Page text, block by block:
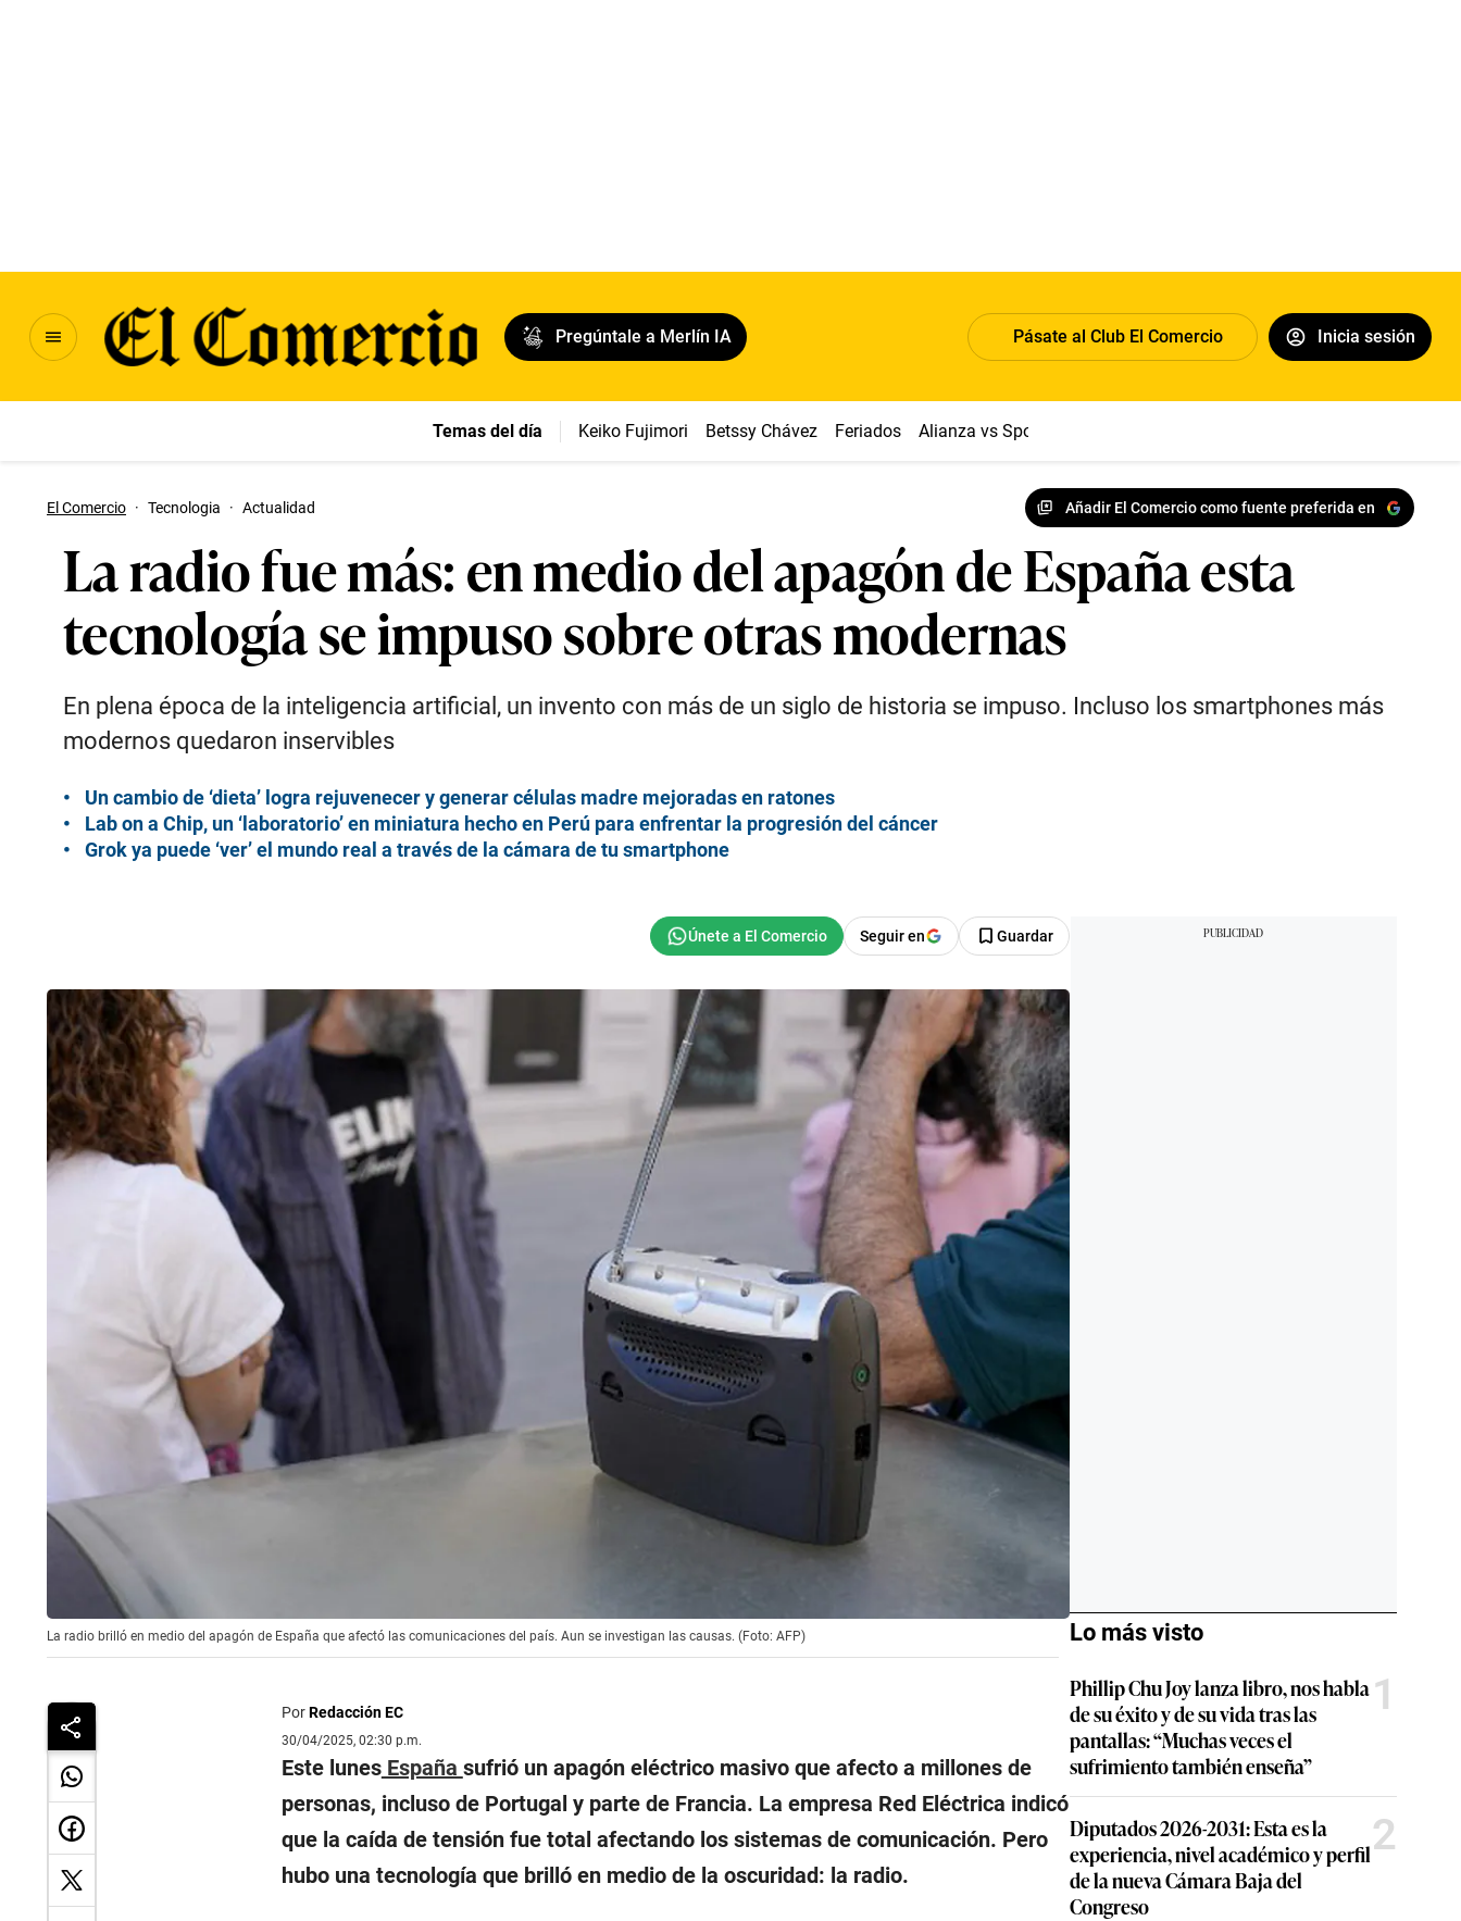
Pregúntale a Merlín IA Pásate al Club El Comercio Inicia sesión
Temas del día Keiko Fujimori Betssy Chávez Feriados Alianza vs Sport Boys
El Comercio · Tecnologia · Actualidad Añadir El Comercio como fuente preferida en
La radio fue más: en medio del apagón de España esta
tecnología se impuso sobre otras modernas
En plena época de la inteligencia artificial, un invento con más de un siglo de historia se impuso. Incluso los smartphones más
modernos quedaron inservibles
Un cambio de ‘dieta’ logra rejuvenecer y generar células madre mejoradas en ratones
Lab on a Chip, un ‘laboratorio’ en miniatura hecho en Perú para enfrentar la progresión del cáncer
Grok ya puede ‘ver’ el mundo real a través de la cámara de tu smartphone
Seguir en Guardar
La radio brilló en medio del apagón de España que afectó las comunicaciones del país. Aun se investigan las causas. (Foto: AFP)
PorRedacción EC
30/04/2025, 02:30 p.m.
Este lunesEspaña sufrió un apagón eléctrico masivo que afecto a millones de
personas, incluso de Portugal y parte de Francia. La empresa Red Eléctrica indicó
que la caída de tensión fue total afectando los sistemas de comunicación. Pero
hubo una tecnología que brilló en medio de la oscuridad: la radio.
Lo más visto
Phillip Chu Joy lanza libro, nos habla
de su éxito y de su vida tras las
pantallas: “Muchas veces el
sufrimiento también enseña”
1
Diputados 2026-2031: Esta es la
experiencia, nivel académico y perfil
de la nueva Cámara Baja del
Congreso
2